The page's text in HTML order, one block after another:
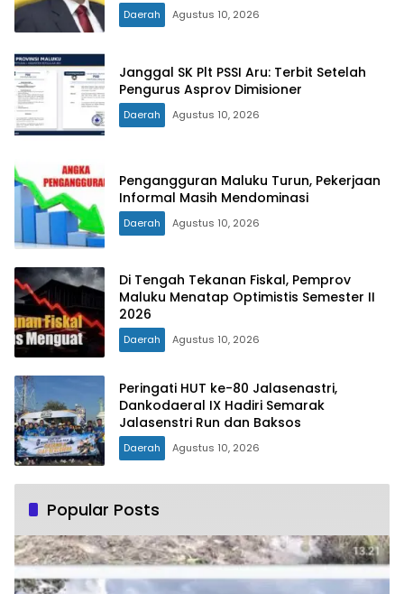
Daerah Agustus 10, 2026
Janggal SK Plt PSSI Aru: Terbit Setelah
Pengurus Asprov Dimisioner
Daerah Agustus 10, 2026
Pengangguran Maluku Turun, Pekerjaan
Informal Masih Mendominasi
Daerah Agustus 10, 2026
Di Tengah Tekanan Fiskal, Pemprov
Maluku Menatap Optimistis Semester II
2026
Daerah Agustus 10, 2026
Peringati HUT ke-80 Jalasenastri,
Dankodaeral IX Hadiri Semarak
Jalasenstri Run dan Baksos
Daerah Agustus 10, 2026
Popular Posts